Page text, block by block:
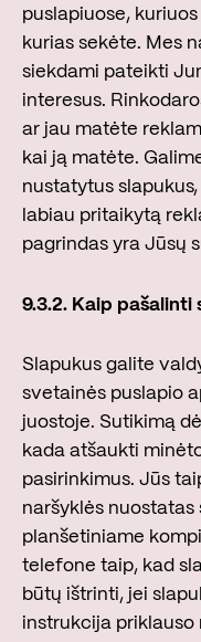
puslapiuose,
kurias sekėte. Mes
siekdami pateikti
interesus.
ar jau matėte
kai ją matėte.
nustatytus
labiau pritaikytą
pagrindas yra Jūsų
9.3.2. Kaip pašalinti
Slapukus galite
svetainės puslapio
juostoje. Sutikimą
kada atšaukti
pasirinkimus. Jūs
naršyklės
planšetiniame
telefone taip, kad
būtų ištrinti, jei
instrukcija priklauso